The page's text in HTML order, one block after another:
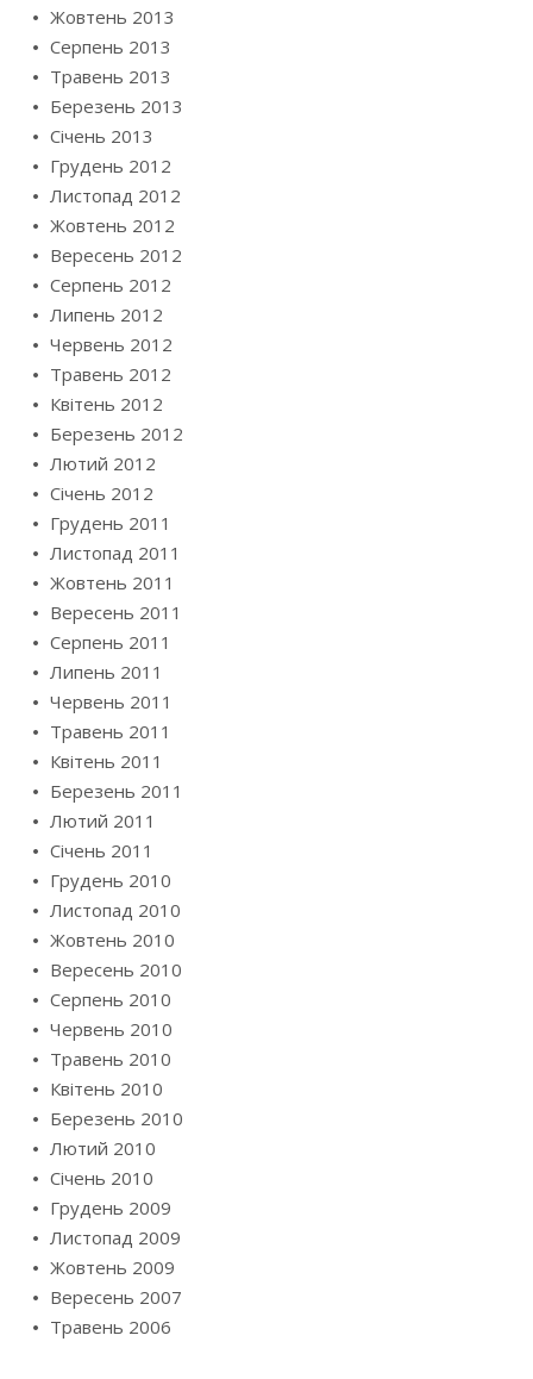
Жовтень 2013
Серпень 2013
Травень 2013
Березень 2013
Січень 2013
Грудень 2012
Листопад 2012
Жовтень 2012
Вересень 2012
Серпень 2012
Липень 2012
Червень 2012
Травень 2012
Квітень 2012
Березень 2012
Лютий 2012
Січень 2012
Грудень 2011
Листопад 2011
Жовтень 2011
Вересень 2011
Серпень 2011
Липень 2011
Червень 2011
Травень 2011
Квітень 2011
Березень 2011
Лютий 2011
Січень 2011
Грудень 2010
Листопад 2010
Жовтень 2010
Вересень 2010
Серпень 2010
Червень 2010
Травень 2010
Квітень 2010
Березень 2010
Лютий 2010
Січень 2010
Грудень 2009
Листопад 2009
Жовтень 2009
Вересень 2007
Травень 2006